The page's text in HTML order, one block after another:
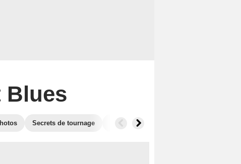
Blues
Secrets de tournage Séries similaires